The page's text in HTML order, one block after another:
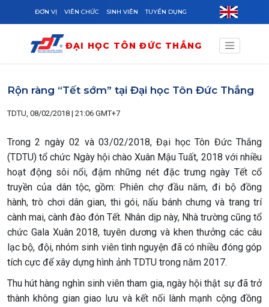
Skip to main content
ĐƠN VỊ VIÊN CHỨC SINH VIÊN TUYỂN DỤNG
ĐẠI HỌC TÔN ĐỨC THẮNG
Rộn ràng “Tết sớm” tại Đại học Tôn Đức Thắng
TDTU, 08/02/2018 | 21:06 GMT+7
Trong 2 ngày 02 và 03/02/2018, Đại học Tôn Đức Thắng
(TDTU) tổ chức Ngày hội chào Xuân Mậu Tuất, 2018 với nhiều
hoạt động sôi nổi, đậm những nét đặc trưng ngày Tết cổ
truyền của dân tộc, gồm: Phiên chợ đầu năm, đi bộ đồng
hành, trò chơi dân gian, thi gói, nấu bánh chưng và trang trí
cành mai, cành đào đón Tết. Nhân dịp này, Nhà trường cũng tổ
chức Gala Xuân 2018, tuyên dương và khen thưởng các câu
lạc bộ, đội, nhóm sinh viên tình nguyện đã có nhiều đóng góp
tích cực để xây dựng hình ảnh TDTU trong năm 2017.
Thu hút hàng nghìn sinh viên tham gia, ngày hội thật sự đã trở
thành không gian giao lưu và kết nối lành mạnh cộng đồng